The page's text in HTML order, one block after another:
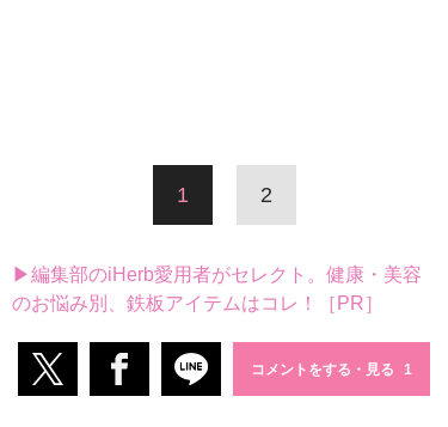
1 2
▶編集部のiHerb愛用者がセレクト。健康・美容
のお悩み別、鉄板アイテムはコレ！［PR］
コメントをする・見る